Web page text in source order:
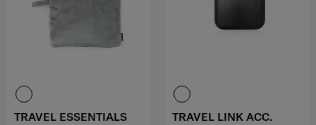
TRAVEL ESSENTIALS TRAVEL LINK ACC.